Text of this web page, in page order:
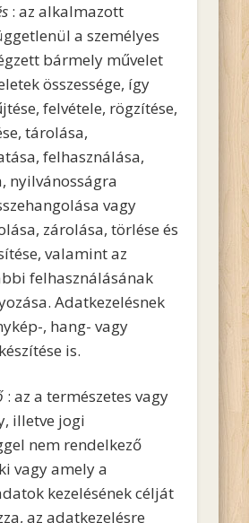
: az alkalmazott
a személyes
bármely művelet
összessége, így
felvétele, rögzítése,
tárolása,
felhasználása,
nyilvánosságra
vagy
zárolása, törlése és
valamint az
felhasználásának
Adatkezelésnek
, hang- vagy
is.
: az a természetes vagy
illetve jogi
nem rendelkező
vagy amely a
kezelésének célját
az adatkezelésre